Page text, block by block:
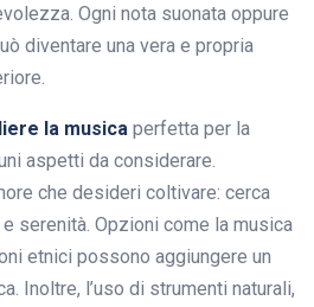
Ogni nota suonata oppure
diventare una vera e propria
la musica perfetta per la
aspetti da considerare.
che desideri coltivare: cerca
serenità. Opzioni come la musica
etnici possono aggiungere un
Inoltre, l’uso di strumenti naturali,